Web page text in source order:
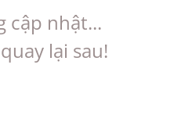
cập nhật...
lại sau!